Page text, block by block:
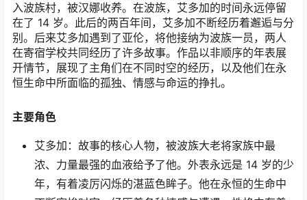
入波族村，被汉娜收养。在波族，艾多加的时间永远停留
在了 14 岁。此后的两百年间，艾多加不断经历着邂逅与分
别。后来艾多加遇到了亚伦，将他接纳为波族一员，两人
在寄宿学校共同经历了许多故事。作品以非顺序的年表展
开情节，展现了主角们在不同时空的经历，以及他们在永
恒生命中所面临的孤独、情感与命运的挣扎。
主要角色
艾多加：故事的核心人物，被波族大老将家族中最
浓、力量最强的血液给予了他。外表永远是 14 岁的少
年，有着凌厉闪烁的湛蓝色眸子。他在永恒的生命中